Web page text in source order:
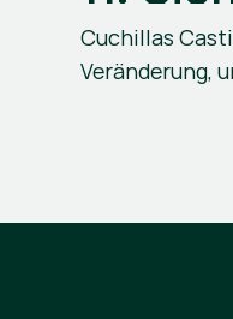
Cuchillas
Veränderung,